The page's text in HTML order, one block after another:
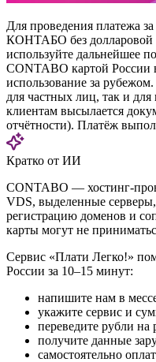
Для проведения платежа
КОНТАБО без долларовой
используйте дальнейшее
CONTABO картой России
использование за
для частных лиц, так и
клиентам высылается
отчётности). Платёж
Кратко от ИИ
CONTABO — хостинг-
VDS, выделенные
регистрацию доменов и
карты могут не
Сервис «Плати Легко!»
России за 10–15 минут:
напишите нам в
укажите сервис и
переведите рубли на
получите данные
самостоятельно